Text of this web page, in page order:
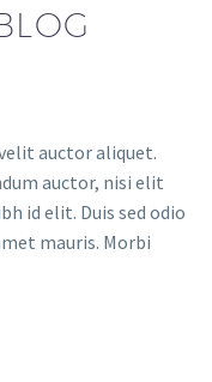
auctor aliquet.
auctor, nisi elit
id elit. Duis sed odio
mauris. Morbi